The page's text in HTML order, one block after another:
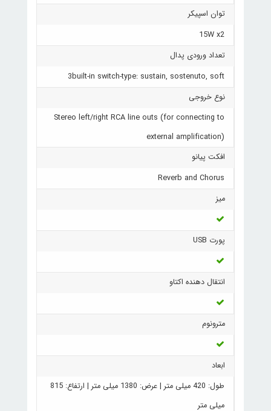
توان اسپیکر
15W x2
تعداد ورودی پدال
3built-in switch-type: sustain, sostenuto, soft
نوع خروجی
Stereo left/right RCA line outs (for connecting to
external amplification)
افکت پیانو
Reverb and Chorus
میز
پورت USB
انتقال دهنده اکتاو
مترونوم
ابعاد
طول: 420 میلی متر | عرض: 1380 میلی متر | ارتفاع: 815
میلی متر